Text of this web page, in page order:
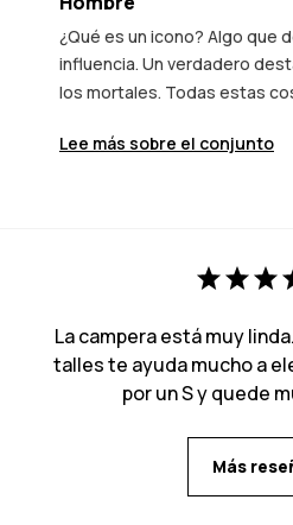
¿Qué es un icono? Algo que
influencia. Un verdadero
los mortales. Todas estas
Lee más sobre el conjunto
La campera está muy
talles te ayuda mucho a
por un S y quede
Más